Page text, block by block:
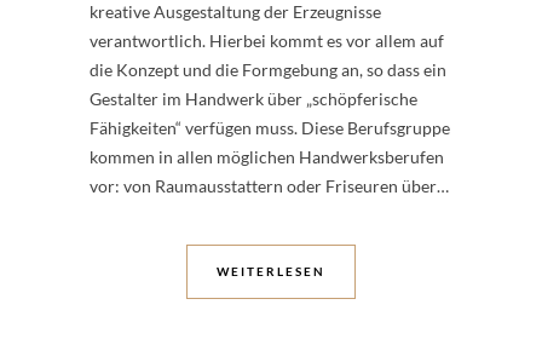
kreative Ausgestaltung der Erzeugnisse
verantwortlich. Hierbei kommt es vor allem auf
die Konzept und die Formgebung an, so dass ein
Gestalter im Handwerk über „schöpferische
Fähigkeiten“ verfügen muss. Diese Berufsgruppe
kommen in allen möglichen Handwerksberufen
vor: von Raumausstattern oder Friseuren über…
WEITERLESEN